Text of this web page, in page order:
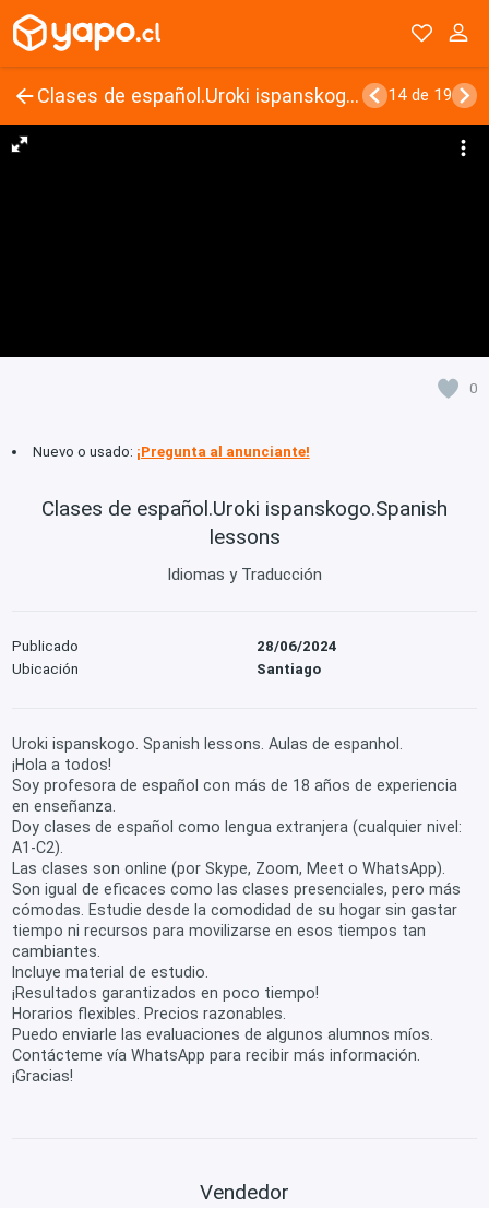
Clases de español.Uroki ispanskogo.Spanish lessons 14 de 19
0
Nuevo o usado: ¡Pregunta al anunciante!
Clases de español.Uroki ispanskogo.Spanish
lessons
Idiomas y Traducción
Publicado
28/06/2024
Ubicación
Santiago
Uroki ispanskogo. Spanish lessons. Aulas de espanhol.
¡Hola a todos!
Soy profesora de español con más de 18 años de experiencia
en enseñanza.
Doy clases de español como lengua extranjera (cualquier nivel:
A1-C2).
Las clases son online (por Skype, Zoom, Meet o WhatsApp).
Son igual de eficaces como las clases presenciales, pero más
cómodas. Estudie desde la comodidad de su hogar sin gastar
tiempo ni recursos para movilizarse en esos tiempos tan
cambiantes.
Incluye material de estudio.
¡Resultados garantizados en poco tiempo!
Horarios flexibles. Precios razonables.
Puedo enviarle las evaluaciones de algunos alumnos míos.
Contácteme vía WhatsApp para recibir más información.
¡Gracias!
Vendedor